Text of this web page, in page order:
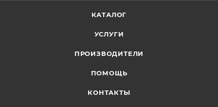
КАТАЛОГ
УСЛУГИ
ПРОИЗВОДИТЕЛИ
ПОМОЩЬ
КОНТАКТЫ